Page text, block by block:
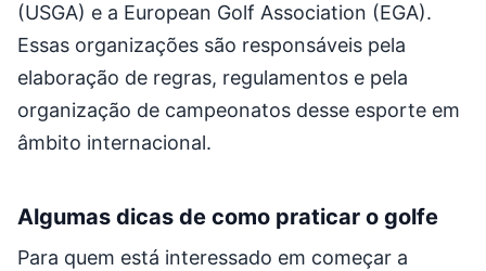
(USGA) e a European Golf Association (EGA).
Essas organizações são responsáveis pela
elaboração de regras, regulamentos e pela
organização de campeonatos desse esporte em
âmbito internacional.
Algumas dicas de como praticar o golfe
Para quem está interessado em começar a